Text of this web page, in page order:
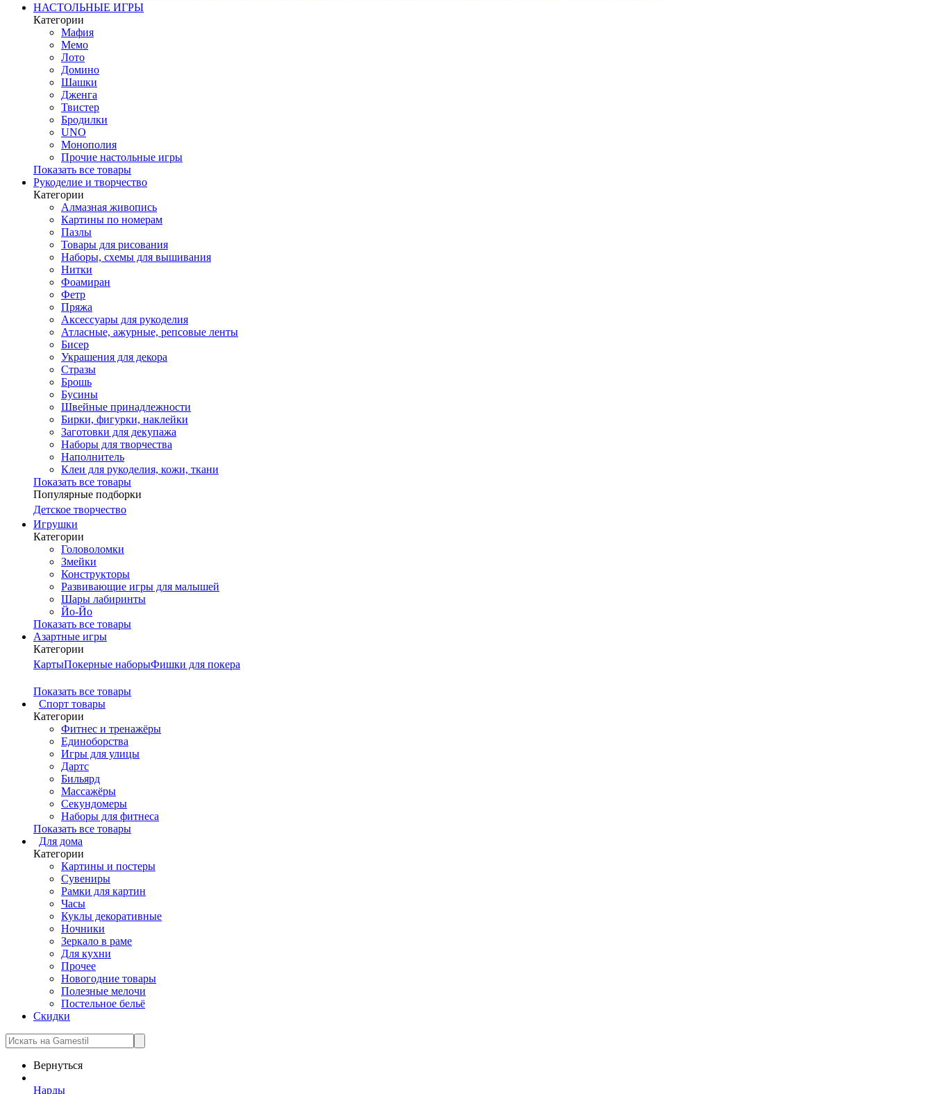
НАСТОЛЬНЫЕ ИГРЫ
Категории
Мафия
Мемо
Лото
Домино
Шашки
Дженга
Твистер
Бродилки
UNO
Монополия
Прочие настольные игры
Показать все товары
Рукоделие и творчество
Категории
Алмазная живопись
Картины по номерам
Пазлы
Товары для рисования
Наборы, схемы для вышивания
Нитки
Фоамиран
Фетр
Пряжа
Аксессуары для рукоделия
Атласные, ажурные, репсовые ленты
Бисер
Украшения для декора
Стразы
Брошь
Бусины
Швейные принадлежности
Бирки, фигурки, наклейки
Заготовки для декупажа
Наборы для творчества
Наполнитель
Клеи для рукоделия, кожи, ткани
Показать все товары
Популярные подборки
Детское творчество
Игрушки
Категории
Головоломки
Змейки
Конструкторы
Развивающие игры для малышей
Шары лабиринты
Йо-Йо
Показать все товары
Азартные игры
Категории
КартыПокерные наборыФишки для покера
Показать все товары
Cпорт товары
Категории
Фитнес и тренажёры
Единоборства
Игры для улицы
Дартс
Бильярд
Массажёры
Секундомеры
Наборы для фитнеса
Показать все товары
Для дома
Категории
Картины и постеры
Сувениры
Рамки для картин
Часы
Куклы декоративные
Ночники
Зеркало в раме
Для кухни
Прочее
Новогодние товары
Полезные мелочи
Постельное бельё
Скидки
Вернуться
Нарды